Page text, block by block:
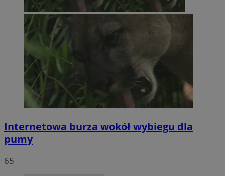
Internetowa burza wokół wybiegu dla
pumy
65